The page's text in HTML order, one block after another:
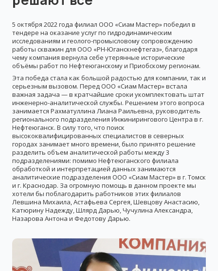
5 октября 2022 года филиал ООО «Сиам Мастер» победил в
тендере на оказание услуг по гидродинамическим
исследованиям и геолого-промысловому сопровождению
работы скважин для ООО «РН-Юганскнефтегаз», благодаря
чему компания вернула себе утерянные исторические
объёмы работ по Нефтеюганскому и Приобскому регионам.
Эта победа стала как большой радостью для компании, так и
серьезным вызовом. Перед ООО «Сиам Мастер» встала
важная задача — в кратчайшие сроки укомплектовать штат
инженерно-аналитической службы. Решением этого вопроса
занимается Рахматуллина Лиана Раильевна, руководитель
регионального подразделения Инжинирингового Центра в г.
Нефтеюганск. В силу того, что поиск
высококвалифицированных специалистов в северных
городах занимает много времени, было принято решение
разделить объем аналитической работы между 3
подразделениями: помимо Нефтеюганского филиала
обработкой и интерпретацией данных занимаются
аналитические подразделения ООО «Сиам Мастер» в г. Томск
и г. Краснодар. За огромную помощь в данном проекте мы
хотели бы поблагодарить работников этих филиалов
Левшина Михаила, Астафьева Сергея, Шевцову Анастасию,
Катюрину Надежду, Шлярд Дарью, Чучулина Александра,
Назарова Антона и Федотову Дарью.